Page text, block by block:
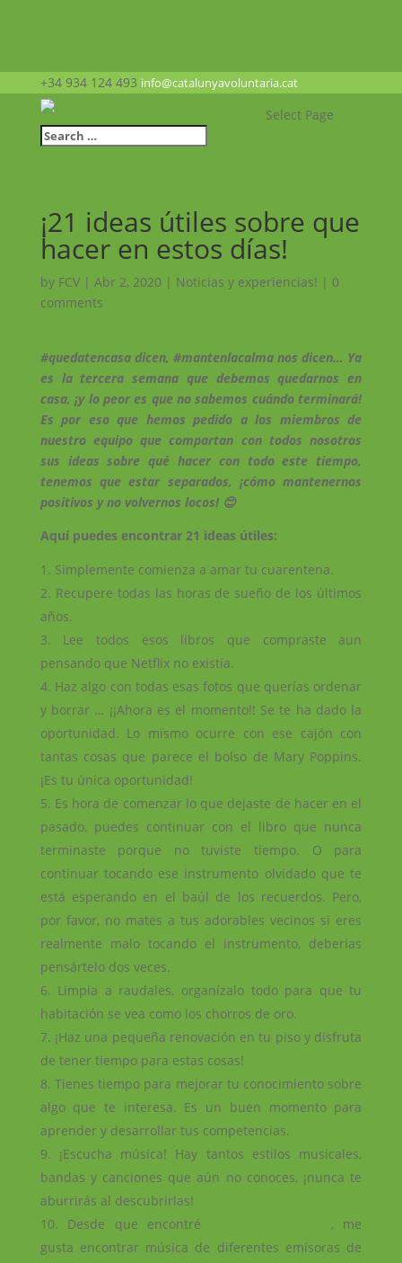
+34 934 124 493 info@catalunyavoluntaria.cat
Select Page
¡21 ideas útiles sobre que
hacer en estos días!
by FCV| Abr 2, 2020 | Noticias y experiencias! | 0
comments
#quedatencasa dicen, #mantenlacalma nos dicen… Ya
es la tercera semana que debemos quedarnos en
casa, ¡y lo peor es que no sabemos cuándo terminará!
Es por eso que hemos pedido a los miembros de
nuestro equipo que compartan con todos nosotros
sus ideas sobre qué hacer con todo este tiempo,
tenemos que estar separados, ¡cómo mantenernos
positivos y no volvernos locos! 😊
Aquí puedes encontrar 21 ideas útiles:
Simplemente comienza a amar tu cuarentena.
Recupere todas las horas de sueño de los últimos
años.
Lee todos esos libros que compraste aun
pensando que Netflix no existía.
Haz algo con todas esas fotos que querías ordenar
y borrar … ¡¡Ahora es el momento!! Se te ha dado la
oportunidad. Lo mismo ocurre con ese cajón con
tantas cosas que parece el bolso de Mary Poppins.
¡Es tu única oportunidad!
Es hora de comenzar lo que dejaste de hacer en el
pasado, puedes continuar con el libro que nunca
terminaste porque no tuviste tiempo. O para
continuar tocando ese instrumento olvidado que te
está esperando en el baúl de los recuerdos. Pero,
por favor, no mates a tus adorables vecinos si eres
realmente malo tocando el instrumento, deberías
pensártelo dos veces.
Limpia a raudales, organízalo todo para que tu
habitación se vea como los chorros de oro.
¡Haz una pequeña renovación en tu piso y disfruta
de tener tiempo para estas cosas!
Tienes tiempo para mejorar tu conocimiento sobre
algo que te interesa. Es un buen momento para
aprender y desarrollar tus competencias.
¡Escucha música! Hay tantos estilos musicales,
bandas y canciones que aún no conoces, ¡nunca te
aburrirás al descubrirlas!
Desde que encontré
, me
gusta encontrar música de diferentes emisoras de